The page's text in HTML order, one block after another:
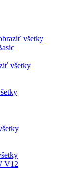
všetky
všetky